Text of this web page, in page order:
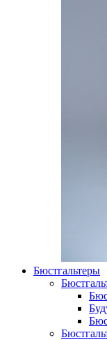
Бюстгальтеры